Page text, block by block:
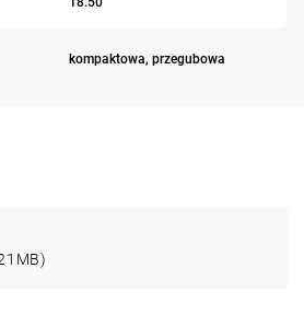
kompaktowa, przegubowa